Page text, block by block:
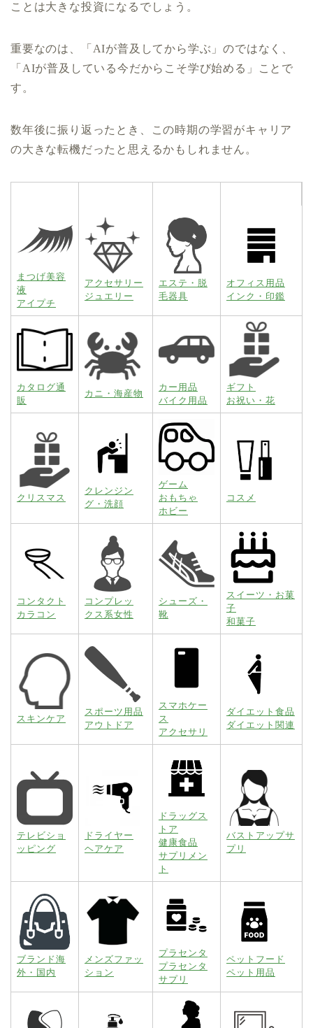
ことは大きな投資になるでしょう。
重要なのは、「AIが普及してから学ぶ」のではなく、
「AIが普及している今だからこそ学び始める」ことで
す。
数年後に振り返ったとき、この時期の学習がキャリア
の大きな転機だったと思えるかもしれません。
まつげ美容
液
アイプチ
アクセサリー
ジュエリー
エステ・脱
毛器具
オフィス用品
インク・印鑑
カタログ通
販
カニ・海産物
カー用品
バイク用品
ギフト
お祝い・花
クリスマス
クレンジン
グ・洗顔
ゲーム
おもちゃ
ホビー
コスメ
コンタクト
カラコン
コンプレッ
クス系女性
シューズ・
靴
スイーツ・お菓
子
和菓子
スキンケア
スポーツ用品
アウトドア
スマホケー
ス
アクセサリ
ダイエット食品
ダイエット関連
テレビショ
ッピング
ドライヤー
ヘアケア
ドラッグス
トア
健康食品
サプリメン
ト
バストアップサ
プリ
ブランド海
外・国内
メンズファッ
ション
プラセンタ
プラセンタ
サプリ
ペットフード
ペット用品